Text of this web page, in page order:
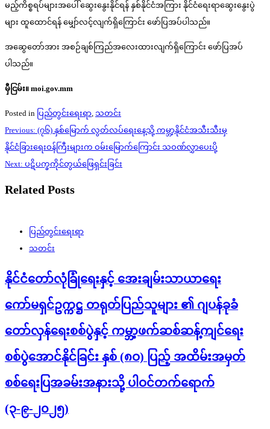
မည့်ကိစ္စရပ်များအပေါ် ဆွေးနွေးနိုင်ရန် နှစ်နိုင်ငံအကြား နိုင်ငံရေးရာဆွေးနွေးပွဲ
များ ထူထောင်ရန် မျှော်လင့်လျက်ရှိကြောင်း ဖော်ပြအပ်ပါသည်။
အဆွေတော်အား အစဉ်ချစ်ကြည်အလေးထားလျက်ရှိကြောင်း ဖော်ပြအပ်
ပါသည်။
မှီငြမ်း။ moi.gov.mm
Posted in ပြည်တွင်းရေးရာ, သတင်း
Post
navigation
Previous: (၇၆) နှစ်မြောက် လွတ်လပ်ရေးနေ့သို့ ကမ္ဘာ့နိုင်ငံအသီးသီးမှ
နိုင်ငံခြားရေးဝန်ကြီးများက ဝမ်းမြောက်ကြောင်း သဝဏ်လွှာပေးပို့
Next: ပဋိပက္ခကိုင်တွယ်ဖြေရှင်းခြင်း
Related Posts
ပြည်တွင်းရေးရာ
သတင်း
နိုင်ငံတော်လုံခြုံရေးနှင့် အေးချမ်းသာယာရေး
ကော်မရှင်ဥက္ကဋ္ဌ တရုတ်ပြည်သူများ ၏ ဂျပန်ခုခံ
တော်လှန်ရေးစစ်ပွဲနှင့် ကမ္ဘာ့ဖက်ဆစ်ဆန့်ကျင်ရေး
စစ်ပွဲအောင်နိုင်ခြင်း နှစ် (၈ဝ) ပြည့် အထိမ်းအမှတ်
စစ်ရေးပြအခမ်းအနားသို့ ပါဝင်တက်ရောက်
(၃-၉-၂၀၂၅)